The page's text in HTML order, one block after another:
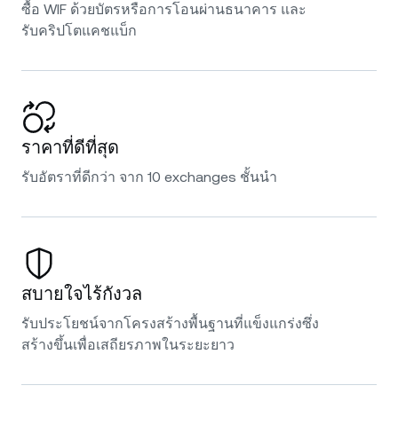
ซื้อ WIF ด้วยบัตรหรือการโอนผ่านธนาคาร และ
รับคริปโตแคชแบ็ก
ราคาที่ดีที่สุด
รับอัตราที่ดีกว่า จาก 10 exchanges ชั้นนำ
สบายใจไร้กังวล
รับประโยชน์จากโครงสร้างพื้นฐานที่แข็งแกร่งซึ่ง
สร้างขึ้นเพื่อเสถียรภาพในระยะยาว